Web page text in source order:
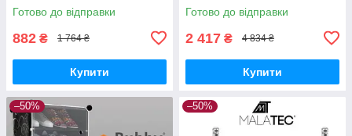
Готово до відправки
882 ₴ 1 764 ₴
Купити
Готово до відправки
2 417 ₴ 4 834 ₴
Купити
–50% –50%